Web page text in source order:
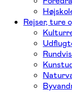
Rejser, ture